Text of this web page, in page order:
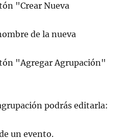
"Crear Nueva
de la nueva
"Agregar Agrupación"
podrás editarla:
un evento.